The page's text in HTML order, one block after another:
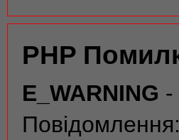
PHP
E_WARNING -